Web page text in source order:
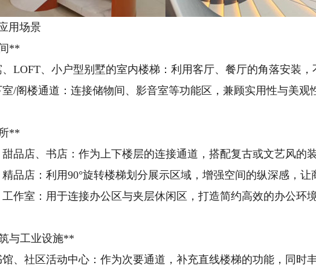
用场景
**
LOFT、小户型别墅的室内楼梯：利用客厅、餐厅的角落安装，
/阁楼通道：连接储物间、影音室等功能区，兼顾实用性与美观
**
品店、书店：作为上下楼层的连接通道，搭配复古或文艺风的
品店：利用90°旋转楼梯划分展示区域，增强空间的纵深感，让
作室：用于连接办公区与夹层休闲区，打造简约高效的办公环
与工业设施**
、社区活动中心：作为次要通道，补充直线楼梯的功能，同时丰